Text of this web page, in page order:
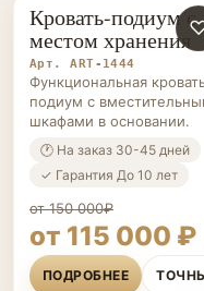
КРОВАТИ-
ПОДИУМЫ НА ЗАКАЗ
Кровать-подиум с
местом хранения
Арт. ART-1444
Функциональная
подиум с
шкафами в основании.
🕐 На заказ 30-45 дней
✓ Гарантия До 10 лет
от 150 000₽
от 115 000 ₽
ПОДРОБНЕЕ